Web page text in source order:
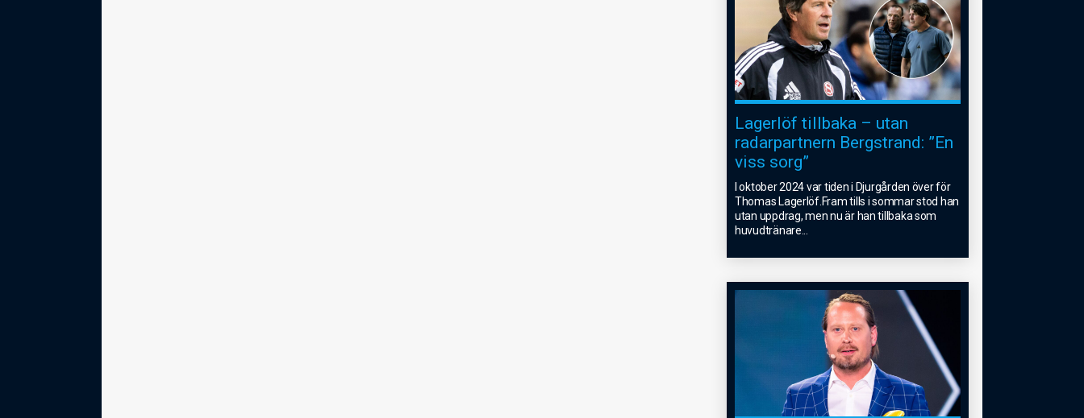
Lagerlöf tillbaka – utan
radarpartnern Bergstrand: ”En
viss sorg”
I oktober 2024 var tiden i Djurgården över för
Thomas Lagerlöf.Fram tills i sommar stod han
utan uppdrag, men nu är han tillbaka som
huvudtränare